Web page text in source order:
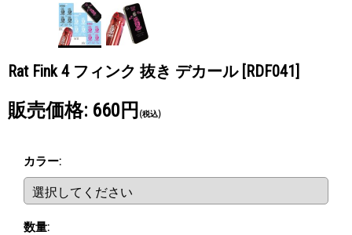
Rat Fink 4 フィンク 抜き デカール [RDF041]
販売価格: 660円 (税込)
カラー:
数量: